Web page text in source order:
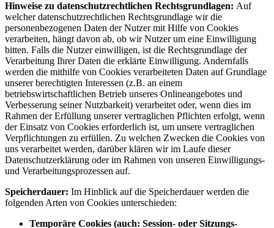
Hinweise zu datenschutzrechtlichen Rechtsgrundlagen: Auf
welcher datenschutzrechtlichen Rechtsgrundlage wir die
personenbezogenen Daten der Nutzer mit Hilfe von Cookies
verarbeiten, hängt davon ab, ob wir Nutzer um eine Einwilligung
bitten. Falls die Nutzer einwilligen, ist die Rechtsgrundlage der
Verarbeitung Ihrer Daten die erklärte Einwilligung. Andernfalls
werden die mithilfe von Cookies verarbeiteten Daten auf Grundlage
unserer berechtigten Interessen (z.B. an einem
betriebswirtschaftlichen Betrieb unseres Onlineangebotes und
Verbesserung seiner Nutzbarkeit) verarbeitet oder, wenn dies im
Rahmen der Erfüllung unserer vertraglichen Pflichten erfolgt, wenn
der Einsatz von Cookies erforderlich ist, um unsere vertraglichen
Verpflichtungen zu erfüllen. Zu welchen Zwecken die Cookies von
uns verarbeitet werden, darüber klären wir im Laufe dieser
Datenschutzerklärung oder im Rahmen von unseren Einwilligungs-
und Verarbeitungsprozessen auf.
Speicherdauer: Im Hinblick auf die Speicherdauer werden die
folgenden Arten von Cookies unterschieden:
Temporäre Cookies (auch: Session- oder Sitzungs-